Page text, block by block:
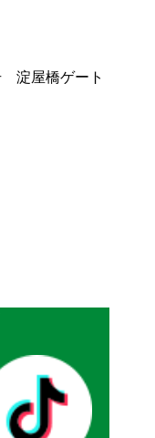
淀屋橋ゲート